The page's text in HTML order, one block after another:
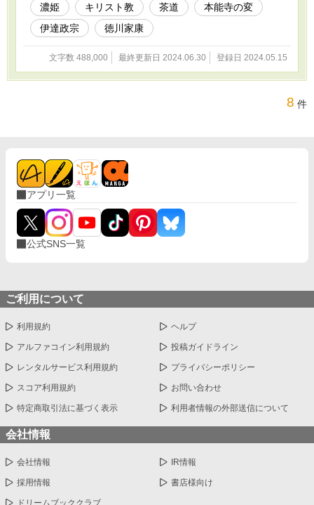
濃姫
キリスト教 茶道
本能寺の変
伊達政宗
徳川家康
文字数 488,000 最終更新日 2024.06.30 登録日 2024.05.15
8 件
アプリ一覧
公式SNS一覧
ご利用について
利用規約 ヘルプ
アルファコイン利用規約 投稿ガイドライン
レンタルサービス利用規約 プライバシーポリシー
スコア利用規約 お問い合わせ
特定商取引法に基づく表示 利用者情報の外部送信について
会社情報
会社情報 IR情報
採用情報 書店様向け
ドリームブッククラブ